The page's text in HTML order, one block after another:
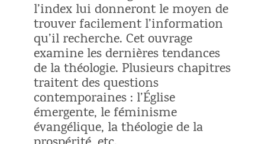
l’index lui donneront le moyen de
trouver facilement l’information
qu’il recherche. Cet ouvrage
examine les dernières tendances
de la théologie. Plusieurs chapitres
traitent des questions
contemporaines : l’Église
émergente, le féminisme
évangélique, la théologie de la